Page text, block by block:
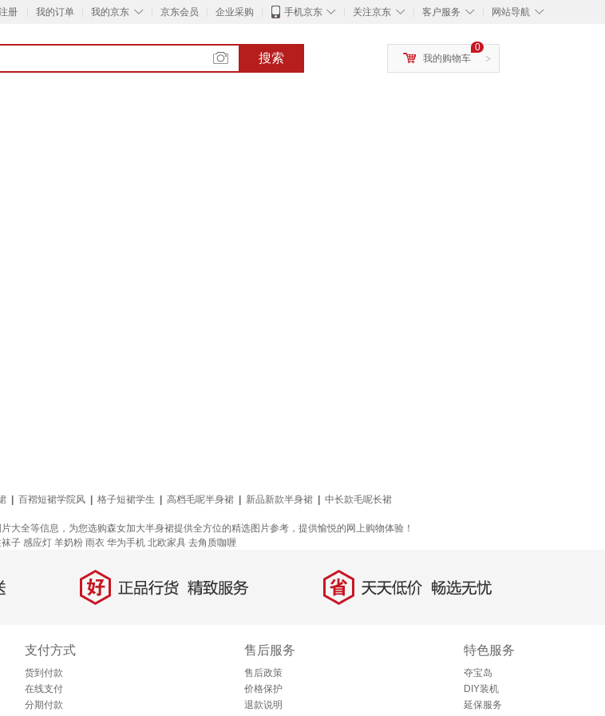
册 我的订单 ◇
我的京东 京东会员 企业采购 ◇
手机京东 ◇
关注京东 ◇
客户服务 ◇
网站导航
搜索 >
0
我的购物车
百褶短裙学院风 格子短裙学生 高档毛呢半身裙 新品新款半身裙
中长款毛呢长裙
全等信息，为您选购森女加大半身裙提供全方位的精选图片参考，提供愉悦的网上购物体验！
子 感应灯 羊奶粉 雨衣 华为手机 北欧家具 去角质咖喱
好 正品行货，精致服务 省 天天低价，畅选无忧
支付方式
货到付款
在线支付
分期付款
售后服务
售后政策
价格保护
退款说明
特色服务
夺宝岛
DIY装机
延保服务